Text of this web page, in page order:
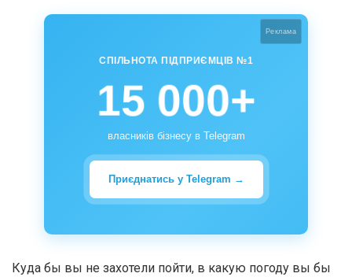
Реклама
СПІЛЬНОТА ПІДПРИЄМЦІВ №1
15 000+
власників бізнесу в Telegram
Приєднатись у Telegram →
Куда бы вы не захотели пойти, в какую погоду вы бы